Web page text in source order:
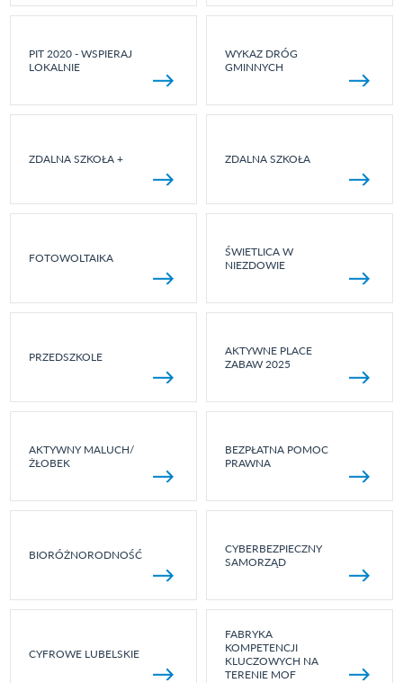
PIT 2020 - WSPIERAJ
LOKALNIE
WYKAZ DRÓG
GMINNYCH
ZDALNA SZKOŁA + ZDALNA SZKOŁA
FOTOWOLTAIKA
ŚWIETLICA W
NIEZDOWIE
PRZEDSZKOLE
AKTYWNE PLACE
ZABAW 2025
AKTYWNY MALUCH/
ŻŁOBEK
BEZPŁATNA POMOC
PRAWNA
BIORÓŻNORODNOŚĆ
CYBERBEZPIECZNY
SAMORZĄD
CYFROWE LUBELSKIE
FABRYKA
KOMPETENCJI
KLUCZOWYCH NA
TERENIE MOF